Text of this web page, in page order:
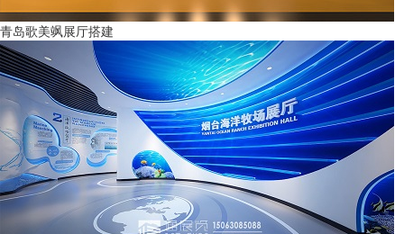
青岛歌美飒展厅搭建